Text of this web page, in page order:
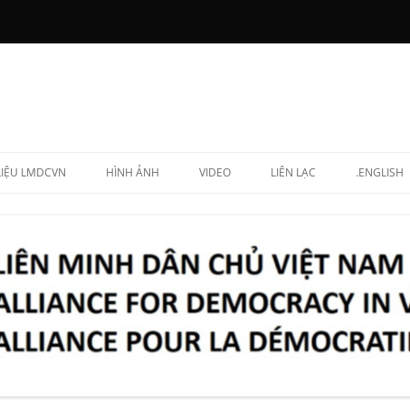
LMDCVN
LẬP VIÊN
HÌNH ẢNH VIDEO LIÊN LẠC .ENGLISH